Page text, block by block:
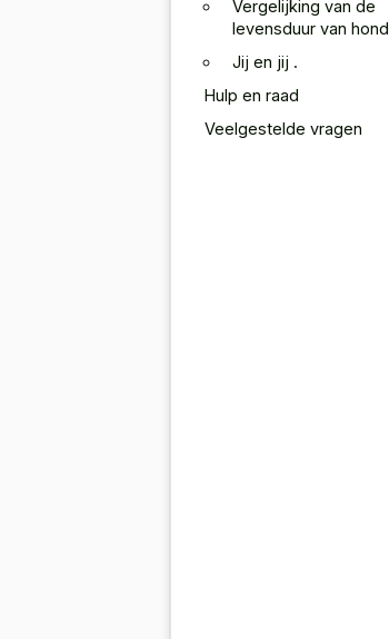
Vergelijking van de
levensduur van
Jij en jij .
Hulp en raad
Veelgestelde vragen